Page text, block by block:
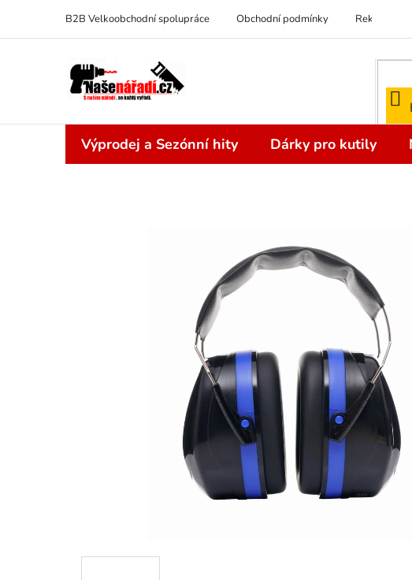
obsah
B2B Velkoobchodní spolupráce Obchodní podmínky Reklamace
Výprodej a Sezónní hity Dárky pro kutily